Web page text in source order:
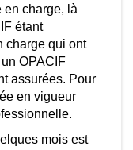
en charge, là
étant
charge qui ont
OPACIF
assurées. Pour
en vigueur
mois est